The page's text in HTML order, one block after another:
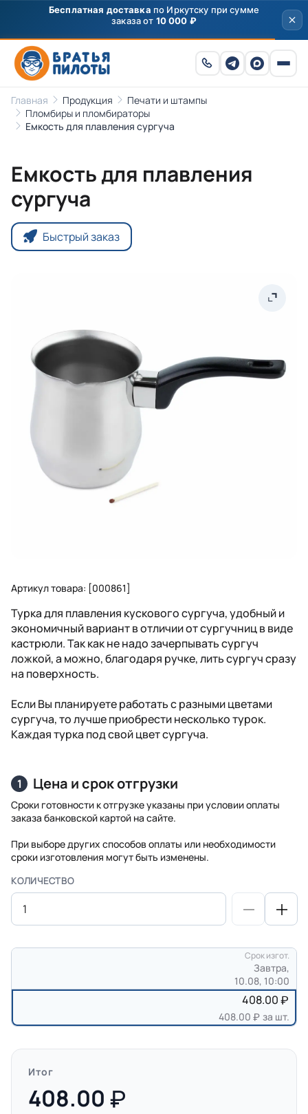
Бесплатная доставка по Иркутску при сумме
заказа от 10 000 ₽
Главная Продукция
Печати и штампы
Пломбиры и пломбираторы
Емкость для плавления сургуча
Емкость для плавления
сургуча
Быстрый заказ
Артикул товара: [000861]
Турка для плавления кускового сургуча, удобный и
экономичный вариант в отличии от сургучниц в виде
кастрюли. Так как не надо зачерпывать сургуч
ложкой, а можно, благодаря ручке, лить сургуч сразу
на поверхность.
Если Вы планируете работать с разными цветами
сургуча, то лучше приобрести несколько турок.
Каждая турка под свой цвет сургуча.
1 Цена и срок отгрузки
Сроки готовности к отгрузке указаны при условии оплаты
заказа банковской картой на сайте.
При выборе других способов оплаты или необходимости
сроки изготовления могут быть изменены.
КОЛИЧЕСТВО
Срок изгот.
Завтра,
10.08, 10:00
408.00
408.00 за шт.
Итог
408.00